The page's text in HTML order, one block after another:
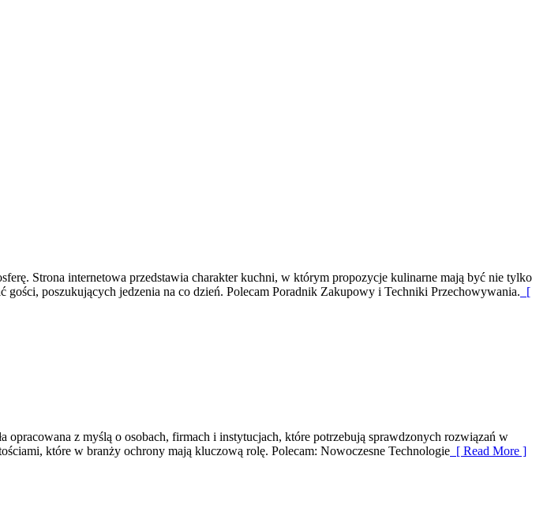
Strona internetowa przedstawia charakter kuchni, w którym propozycje kulinarne mają być nie tylko
poszukujących jedzenia na co dzień. Polecam Poradnik Zakupowy i Techniki Przechowywania. [
opracowana z myślą o osobach, firmach i instytucjach, które potrzebują sprawdzonych rozwiązań w
które w branży ochrony mają kluczową rolę. Polecam: Nowoczesne Technologie [ Read More ]